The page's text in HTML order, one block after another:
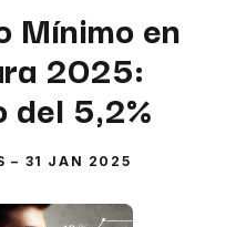
Mínimo en
2025:
del 5,2%
– 31 JAN 2025